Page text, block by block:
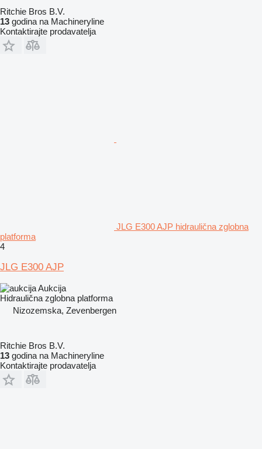
Ritchie Bros B.V.
13 godina na Machineryline
Kontaktirajte prodavatelja
JLG E300 AJP hidraulična zglobna
platforma
4
JLG E300 AJP
Aukcija
Hidraulična zglobna platforma
Nizozemska, Zevenbergen
Ritchie Bros B.V.
13 godina na Machineryline
Kontaktirajte prodavatelja